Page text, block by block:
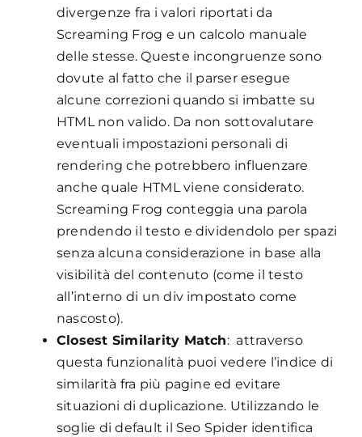
divergenze fra i valori riportati da
Screaming Frog e un calcolo manuale
delle stesse. Queste incongruenze sono
dovute al fatto che il parser esegue
alcune correzioni quando si imbatte su
HTML non valido. Da non sottovalutare
eventuali impostazioni personali di
rendering che potrebbero influenzare
anche quale HTML viene considerato.
Screaming Frog conteggia una parola
prendendo il testo e dividendolo per spazi
senza alcuna considerazione in base alla
visibilità del contenuto (come il testo
all’interno di un div impostato come
nascosto).
Closest Similarity Match: attraverso
questa funzionalità puoi vedere l’indice di
similarità fra più pagine ed evitare
situazioni di duplicazione. Utilizzando le
soglie di default il Seo Spider identifica